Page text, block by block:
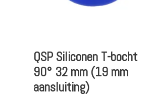
QSP Siliconen T-bocht
90° 32 mm (19 mm
aansluiting)